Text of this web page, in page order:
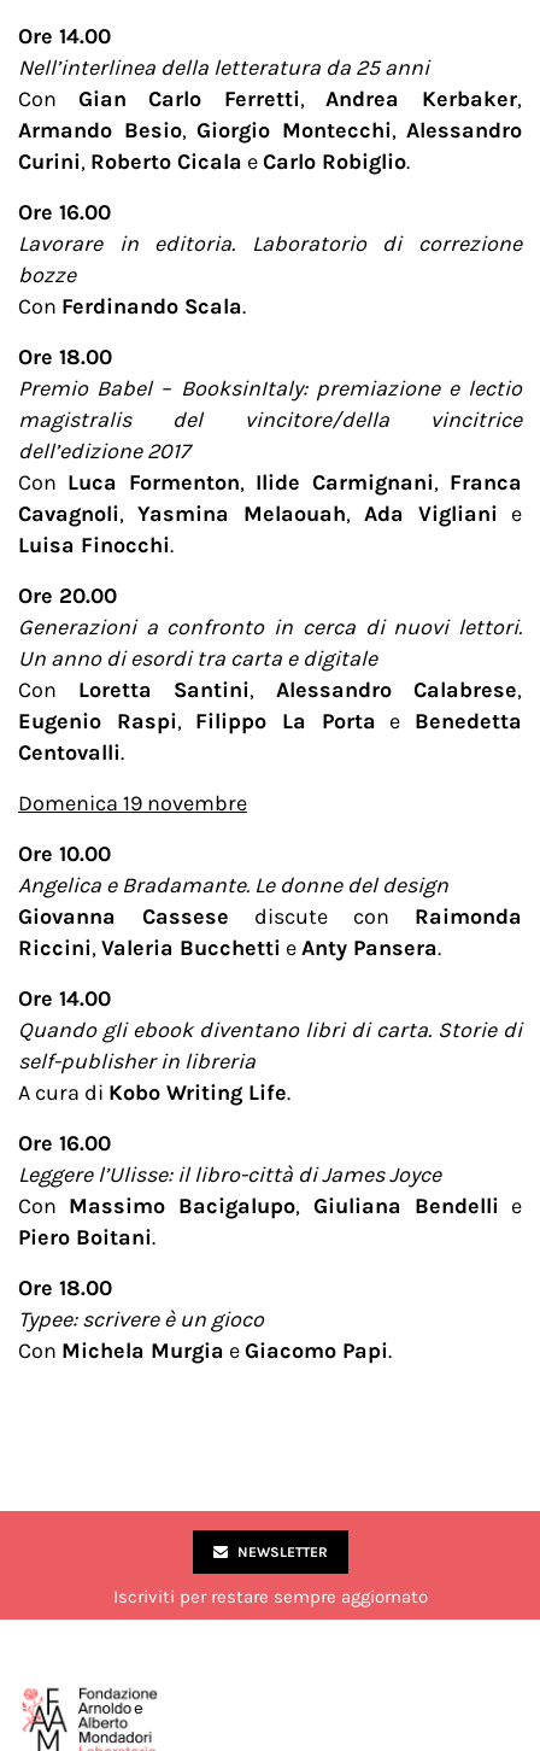
Ore 14.00
Nell’interlinea della letteratura da 25 anni
Con Gian Carlo Ferretti,Andrea Kerbaker,
Armando Besio, Giorgio Montecchi, Alessandro
Curini, Roberto Cicala eCarlo Robiglio.
Ore 16.00
Lavorare in editoria. Laboratorio di correzione
bozze
Con Ferdinando Scala.
Ore 18.00
Premio Babel – BooksinItaly: premiazione e lectio
magistralis del vincitore/della vincitrice
dell’edizione 2017
Con Luca Formenton, Ilide Carmignani, Franca
Cavagnoli, Yasmina Melaouah, Ada Vigliani e
Luisa Finocchi.
Ore 20.00
Generazioni a confronto in cerca di nuovi lettori.
Un anno di esordi tra carta e digitale
Con Loretta Santini, Alessandro Calabrese,
Eugenio Raspi, Filippo La Porta e Benedetta
Centovalli.
Domenica 19 novembre
Ore 10.00
Angelica e Bradamante. Le donne del design
Giovanna Cassese discute con Raimonda
Riccini,Valeria Bucchetti eAnty Pansera.
Ore 14.00
Quando gli ebook diventano libri di carta. Storie di
self-publisher in libreria
A cura di Kobo Writing Life.
Ore 16.00
Leggere l’Ulisse: il libro-città di James Joyce
Con Massimo Bacigalupo, Giuliana Bendelli e
Piero Boitani.
Ore 18.00
Typee: scrivere è un gioco
Con Michela Murgia eGiacomo Papi.
NEWSLETTER
Iscriviti per restare sempre aggiornato